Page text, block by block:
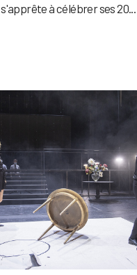
s'apprête à célébrer ses 20...